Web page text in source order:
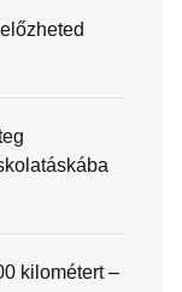
kilométert –